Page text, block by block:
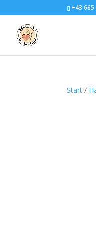
+43 665
Start /